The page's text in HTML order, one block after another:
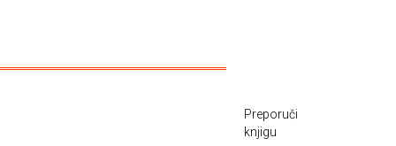
Preporuči
knjigu